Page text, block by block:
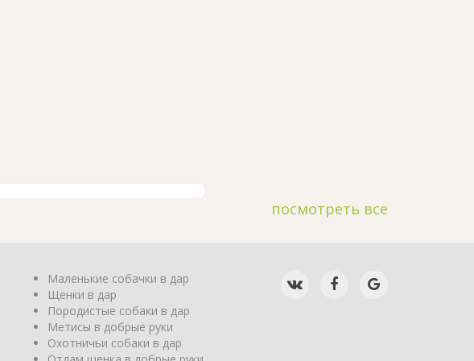
посмотреть все
Маленькие собачки в дар
Щенки в дар
Породистые собаки в дар
Метисы в добрые руки
Охотничьи собаки в дар